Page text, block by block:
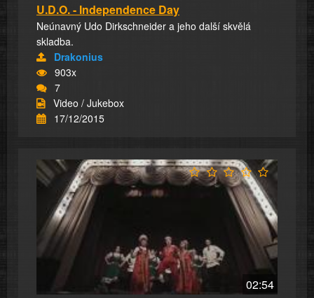
U.D.O. - Independence Day
Neúnavný Udo Dirkschneider a jeho další skvělá
skladba.
Drakonius
903x
7
Video / Jukebox
17/12/2015
02:54